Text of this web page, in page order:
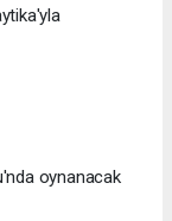
oynanacak